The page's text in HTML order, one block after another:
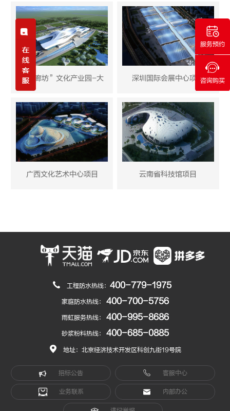
“梦廊坊”文化产业园-大 深圳国际会展中心项目
广西文化艺术中心项目 云南省科技馆项目
工程防水热线： 400-779-1975
家庭防水热线： 400-700-5756
雨虹服务热线： 400-995-8686
砂浆粉料热线： 400-685-0885
地址：北京经济技术开发区科创九街19号院
招标公告 客服中心
业务联系 内部办公
服务预约
咨询购买